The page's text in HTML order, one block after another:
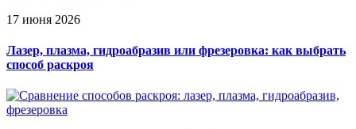
17 июня 2026
Лазер, плазма, гидроабразив или фрезеровка: как выбрать
способ раскроя